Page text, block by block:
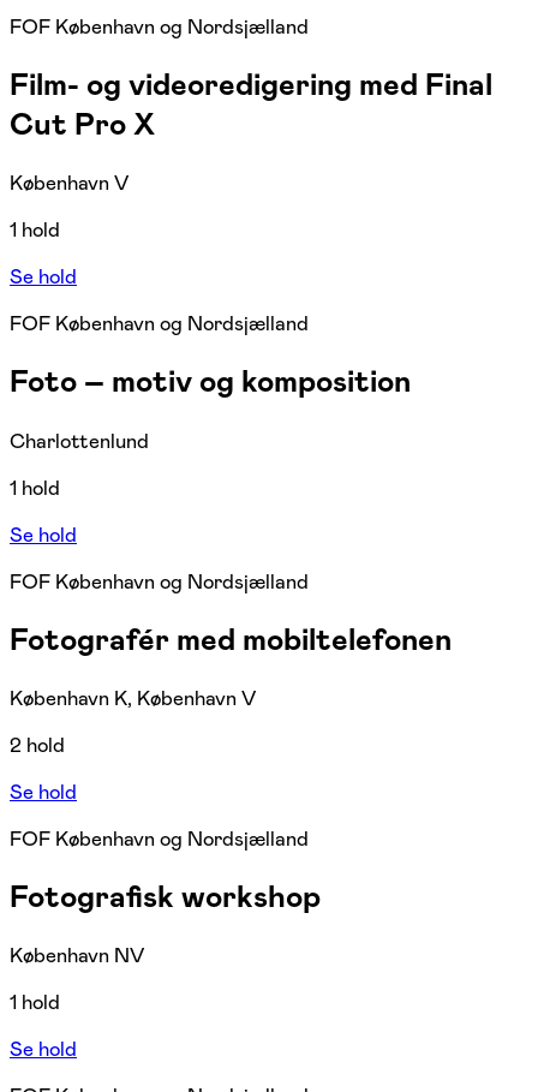
FOF København og Nordsjælland
Film- og videoredigering med Final
Cut Pro X
København V
1 hold
Se hold
FOF København og Nordsjælland
Foto – motiv og komposition
Charlottenlund
1 hold
Se hold
FOF København og Nordsjælland
Fotografér med mobiltelefonen
København K, København V
2 hold
Se hold
FOF København og Nordsjælland
Fotografisk workshop
København NV
1 hold
Se hold